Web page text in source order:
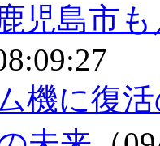
児島市
機に復